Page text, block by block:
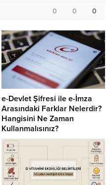
0 0 0
e-Devlet Şifresi ile e-İmza
Arasındaki Farklar Nelerdir?
Hangisini Ne Zaman
Kullanmalısınız?